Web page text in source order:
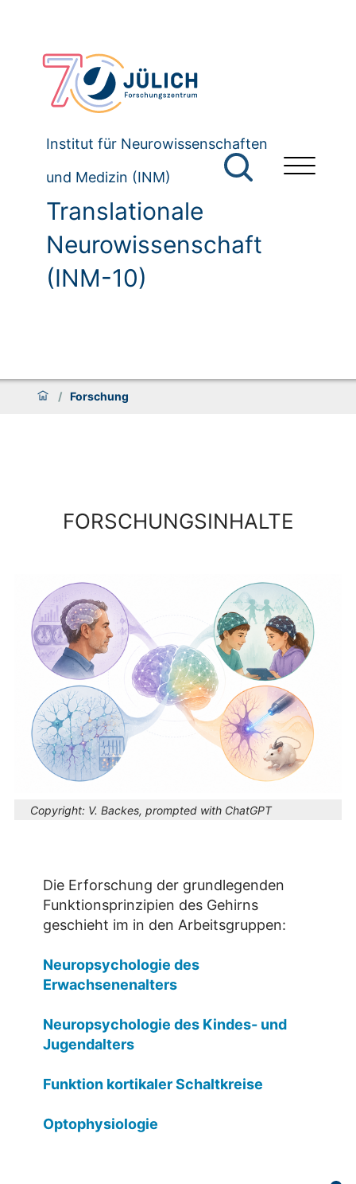
Institut für Neurowissenschaften
und Medizin (INM)
Translationale
Neurowissenschaft
(INM-10)
/ Forschung
FORSCHUNGSINHALTE
Copyright: V. Backes, prompted with ChatGPT
Die Erforschung der grundlegenden
Funktionsprinzipien des Gehirns
geschieht im in den Arbeitsgruppen:
Neuropsychologie des
Erwachsenenalters
Neuropsychologie des Kindes- und
Jugendalters
Funktion kortikaler Schaltkreise
Optophysiologie